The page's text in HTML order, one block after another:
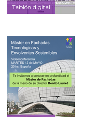
Tablón digital